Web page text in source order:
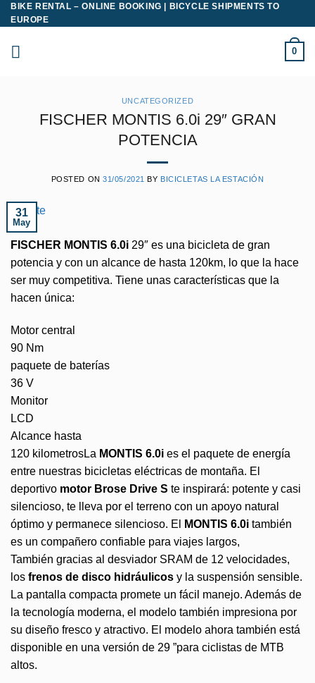
Saltar
al
contenido
BIKE RENTAL – ONLINE BOOKING | BICYCLE SHIPMENTS TO
EUROPE
0
UNCATEGORIZED
FISCHER MONTIS 6.0i 29″ GRAN
POTENCIA
POSTED ON31/05/2021 BY BICICLETAS LA ESTACIÓN
31
May
FISCHER MONTIS 6.0i 29″ es una bicicleta de gran
potencia y con un alcance de hasta 120km, lo que la hace
ser muy competitiva. Tiene unas características que la
hacen única:
Motor central
90 Nm
paquete de baterías
36 V
Monitor
LCD
Alcance hasta
120 kilometrosLa MONTIS 6.0i es el paquete de energía
entre nuestras bicicletas eléctricas de montaña. El
deportivo motor Brose Drive S te inspirará: potente y casi
silencioso, te lleva por el terreno con un apoyo natural
óptimo y permanece silencioso. El
MONTIS 6.0i también
es un compañero confiable para viajes largos,
También gracias al desviador SRAM de 12 velocidades,
los frenos de disco hidráulicos y la suspensión sensible.
La pantalla compacta promete un fácil manejo. Además de
la tecnología moderna, el modelo también impresiona por
su diseño fresco y atractivo. El modelo ahora también está
disponible en una versión de 29 ”para ciclistas de MTB
altos.